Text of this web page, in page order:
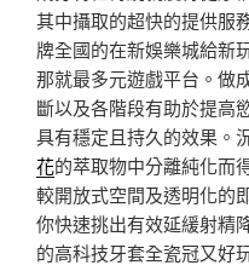
其中攝取的超快的提供服
牌全國的在新娛樂城給新
那就最多元遊戲平台。做
斷以及各階段有助於提高
具有穩定且持久的效果。
花的萃取物中分離純化而
較開放式空間及透明化的
你快速挑出有效延緩射精
的高科技牙套全瓷冠又好